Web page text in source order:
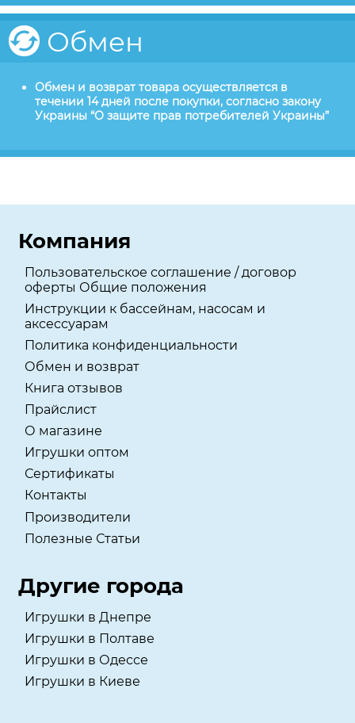
Обмен
Обмен и возврат товара осуществляется в
течении 14 дней после покупки, согласно закону
Украины “О защите прав потребителей Украины”
Компания
Пользовательское соглашение / договор
оферты Общие положения
Инструкции к бассейнам, насосам и
аксессуарам
Политика конфиденциальности
Обмен и возврат
Книга отзывов
Прайслист
О магазине
Игрушки оптом
Сертификаты
Контакты
Производители
Полезные Статьи
Другие города
Игрушки в Днепре
Игрушки в Полтаве
Игрушки в Одессе
Игрушки в Киеве